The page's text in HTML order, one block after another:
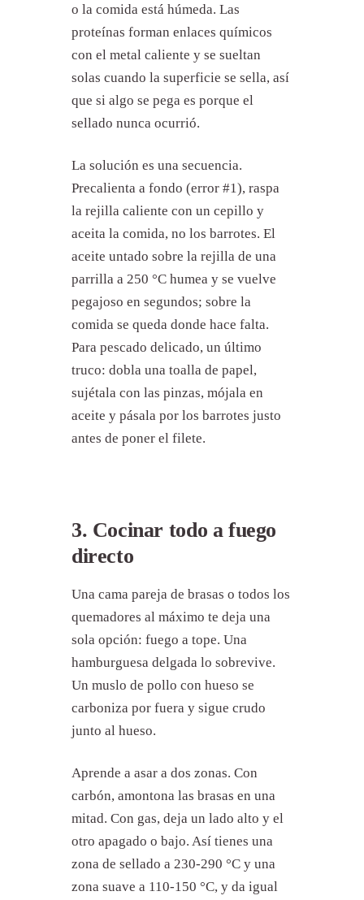
o la comida está húmeda. Las
proteínas forman enlaces químicos
con el metal caliente y se sueltan
solas cuando la superficie se sella, así
que si algo se pega es porque el
sellado nunca ocurrió.
La solución es una secuencia.
Precalienta a fondo (error #1), raspa
la rejilla caliente con un cepillo y
aceita la comida, no los barrotes. El
aceite untado sobre la rejilla de una
parrilla a 250 °C humea y se vuelve
pegajoso en segundos; sobre la
comida se queda donde hace falta.
Para pescado delicado, un último
truco: dobla una toalla de papel,
sujétala con las pinzas, mójala en
aceite y pásala por los barrotes justo
antes de poner el filete.
3. Cocinar todo a fuego
directo
Una cama pareja de brasas o todos los
quemadores al máximo te deja una
sola opción: fuego a tope. Una
hamburguesa delgada lo sobrevive.
Un muslo de pollo con hueso se
carboniza por fuera y sigue crudo
junto al hueso.
Aprende a asar a dos zonas. Con
carbón, amontona las brasas en una
mitad. Con gas, deja un lado alto y el
otro apagado o bajo. Así tienes una
zona de sellado a 230-290 °C y una
zona suave a 110-150 °C, y da igual